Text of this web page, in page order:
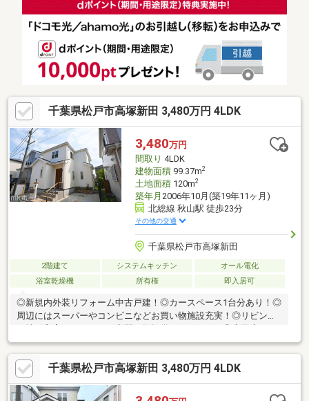
りお子さんも安心して遊べます！
千葉県松戸市高塚新田 3,480万円 4LDK
3,480万円
間取り 4LDK
建物面積99.37m2
土地面積120m2
築年月 2006年10月(築19年11ヶ月)
北総線 秋山駅 徒歩23分
その他の交通
千葉県松戸市高塚新田
2階建て システムキッチン
オール電化
浴室乾燥機
所有権 即入居可
◎新規内外装リフォーム中古戸建！◎カースペース1台分あり！◎
周辺にはスーパーやコンビニなどお買い物施設充実！◎リビング
の脇の和室はくつろぎの空間を御提供いたします。◎専用庭があ
りお子様も安心して遊べます！◎LDKは家具を置いてもゆとりあ
る広さ！家族団らんの時間をゆったり過ごすことができますね！
◎トイレは1F・2Fにございます。忙しい朝も大活躍です！◎お庭
がありお子さんも安心して遊べます！【リフォーム内容】・シス
テムキッチン交換・ユニットバス交換・洗面化粧台交換・トイレ
千葉県松戸市高塚新田 3,480万円 4LDK